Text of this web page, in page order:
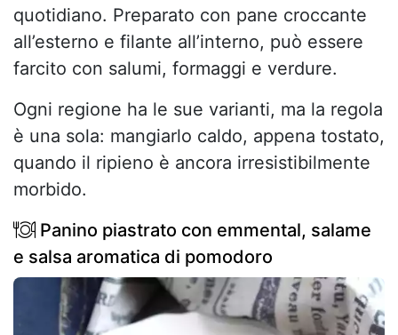
quotidiano. Preparato con pane croccante
all’esterno e filante all’interno, può essere
farcito con salumi, formaggi e verdure.
Ogni regione ha le sue varianti, ma la regola
è una sola: mangiarlo caldo, appena tostato,
quando il ripieno è ancora irresistibilmente
morbido.
Panino piastrato con emmental, salame
e salsa aromatica di pomodoro